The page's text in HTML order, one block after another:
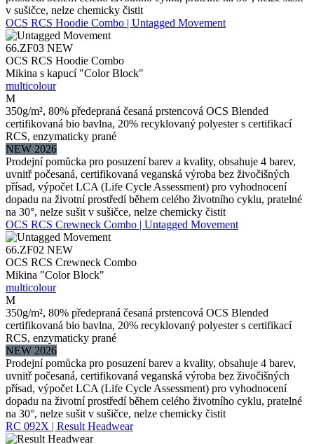
v sušičce, nelze chemicky čistit
OCS RCS Hoodie Combo | Untagged Movement
66.ZF03 NEW
OCS RCS Hoodie Combo
Mikina s kapucí "Color Block"
multicolour
M
350g/m², 80% předepraná česaná prstencová OCS Blended
certifikovaná bio bavlna, 20% recyklovaný polyester s certifikací
RCS, enzymaticky prané
NEW 2026
Prodejní pomůcka pro posuzení barev a kvality, obsahuje 4 barev,
uvnitř počesaná, certifikovaná veganská výroba bez živočišných
přísad, výpočet LCA (Life Cycle Assessment) pro vyhodnocení
dopadu na životní prostředí během celého životního cyklu, pratelné
na 30°, nelze sušit v sušičce, nelze chemicky čistit
OCS RCS Crewneck Combo | Untagged Movement
66.ZF02 NEW
OCS RCS Crewneck Combo
Mikina "Color Block"
multicolour
M
350g/m², 80% předepraná česaná prstencová OCS Blended
certifikovaná bio bavlna, 20% recyklovaný polyester s certifikací
RCS, enzymaticky prané
NEW 2026
Prodejní pomůcka pro posuzení barev a kvality, obsahuje 4 barev,
uvnitř počesaná, certifikovaná veganská výroba bez živočišných
přísad, výpočet LCA (Life Cycle Assessment) pro vyhodnocení
dopadu na životní prostředí během celého životního cyklu, pratelné
na 30°, nelze sušit v sušičce, nelze chemicky čistit
RC 092X | Result Headwear